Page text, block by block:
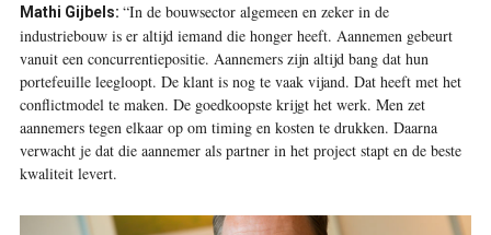
Mathi Gijbels: “In de bouwsector algemeen en zeker in de
industriebouw is er altijd iemand die honger heeft. Aannemen gebeurt
vanuit een concurrentiepositie. Aannemers zijn altijd bang dat hun
portefeuille leegloopt. De klant is nog te vaak vijand. Dat heeft met het
conflictmodel te maken. De goedkoopste krijgt het werk. Men zet
aannemers tegen elkaar op om timing en kosten te drukken. Daarna
verwacht je dat die aannemer als partner in het project stapt en de beste
kwaliteit levert.